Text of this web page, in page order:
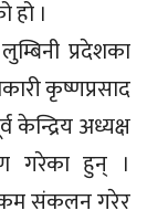
हो ।
प्रदेशका
कृष्णप्रसाद
केन्द्रिय अध्यक्ष
गरेका हुन् ।
संकलन गरेर